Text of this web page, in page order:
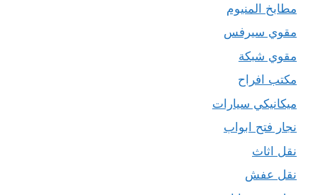
مطابخ المنيوم
مقوي سيرفس
مقوي شبكة
مكتب افراح
ميكانيكي سيارات
نجار فتح ابواب
نقل اثاث
نقل عفش